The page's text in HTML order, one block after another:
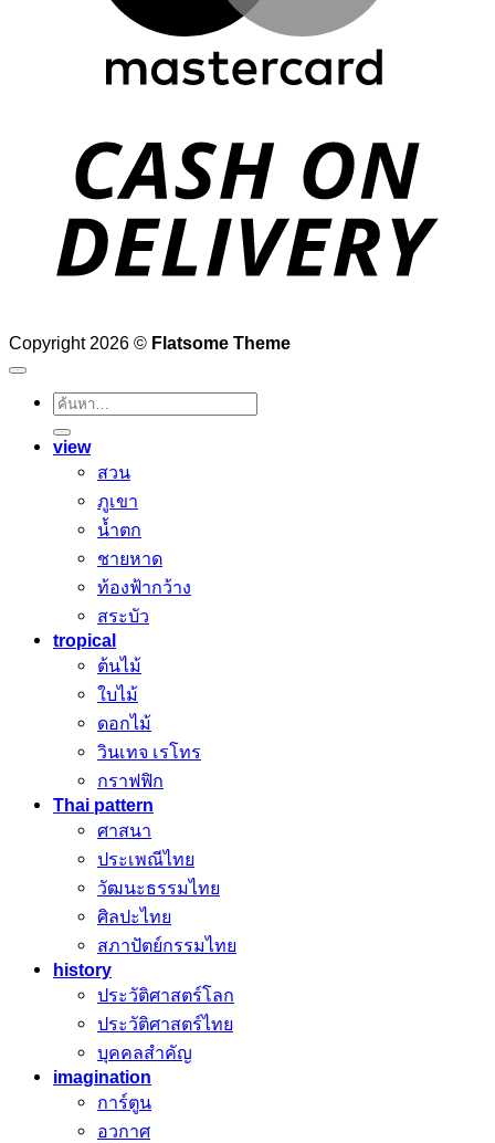
Copyright 2026 © Flatsome Theme
ค้นหา:
view
สวน
ภูเขา
น้ำตก
ชายหาด
ท้องฟ้ากว้าง
สระบัว
tropical
ต้นไม้
ใบไม้
ดอกไม้
วินเทจ เรโทร
กราฟฟิก
Thai pattern
ศาสนา
ประเพณีไทย
วัฒนะธรรมไทย
ศิลปะไทย
สภาปัตย์กรรมไทย
history
ประวัติศาสตร์โลก
ประวัติศาสตร์ไทย
บุคคลสำคัญ
imagination
การ์ตูน
อวกาศ